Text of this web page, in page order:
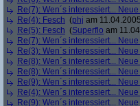
Re(7): Wen´s interessiert...
Re(4): Fesch (phj am
Re(5): Fesch (Superflo am
Re(7): Wen´s interessiert...
Re(3): Wen´s interessiert...
Re(8): Wen´s interessiert...
Re(8): Wen´s interessiert...
Re(9): Wen´s interessiert...
Re(4): Wen´s interessiert...
Re(9): Wen´s interessiert...